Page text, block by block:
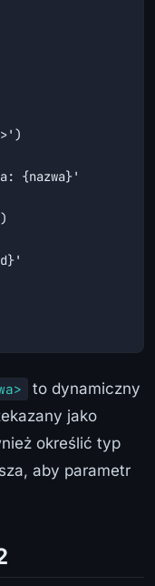
{nazwa}'
to dynamiczny
jako
określić typ
aby parametr